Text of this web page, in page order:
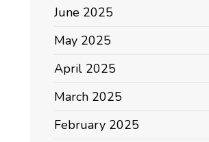
June 2025
May 2025
April 2025
March 2025
February 2025